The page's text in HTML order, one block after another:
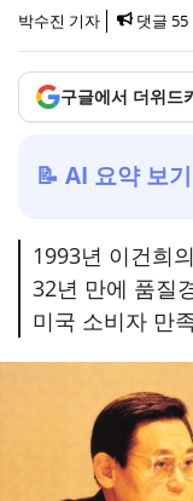
박수진 기자 댓글 55
구글에서 더위드
📝 AI 요약 보기
1993년 이건희
32년 만에 품질
미국 소비자 만